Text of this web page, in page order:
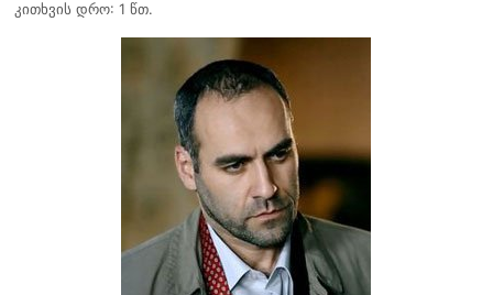
კითხვის დრო: 1 წთ.